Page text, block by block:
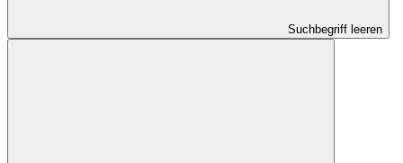
Suchbegriff leeren